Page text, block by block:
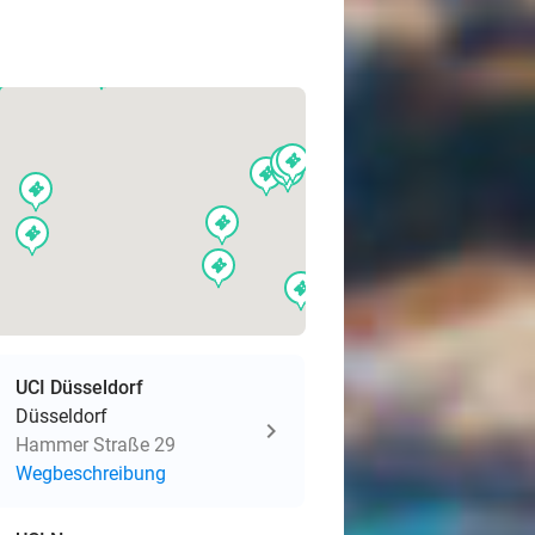
events
events
events
events
eventsevents
events
events
events
UCI Düsseldorf
Düsseldorf
Hammer Straße 29
Wegbeschreibung